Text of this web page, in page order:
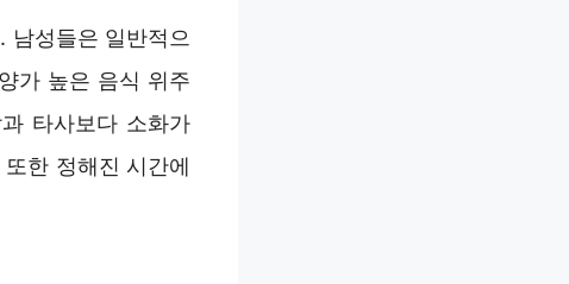
남성들은 일반적으
가 높은 음식 위주
타사보다 소화가
한 정해진 시간에